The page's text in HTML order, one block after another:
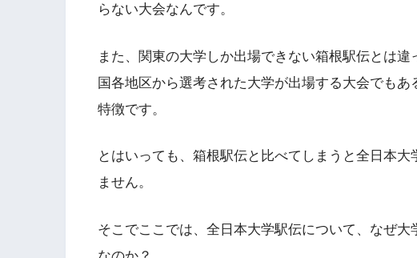
らない大会なんです。
また、関東の大学しか出場できない箱根駅伝とは
国各地区から選考された大学が出場する大会でも
特徴です。
とはいっても、箱根駅伝と比べてしまうと全日本
ません。
そこでここでは、全日本大学駅伝について、なぜ